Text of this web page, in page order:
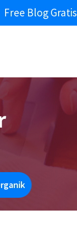
Free Blog Gratis